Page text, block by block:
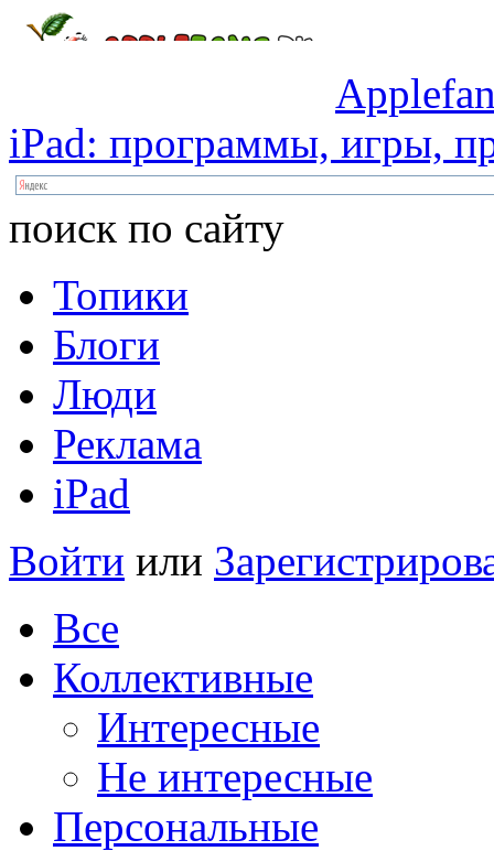
iPad: программы, игры,
поиск по сайту
Топики
Блоги
Люди
Реклама
iPad
Войти или
Все
Коллективные
Интересные
Не интересные
Персональные